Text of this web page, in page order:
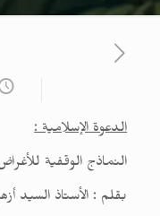
الدعوة الإسلامية :
النماذج الوقفية
بقلم : الأستاذ السيد